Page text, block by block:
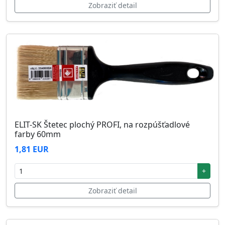
Zobraziť detail
ELIT-SK Štetec plochý PROFI, na rozpúšťadlové
farby 60mm
1,81 EUR
+
Zobraziť detail